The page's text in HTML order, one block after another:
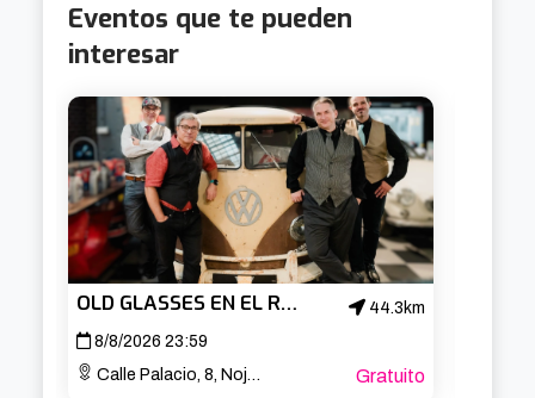
Eventos que te pueden
interesar
OLD GLASSES EN EL ROCK HOUSE DE NOJA
44.3km
8/8/2026 23:59
Calle Palacio, 8, Noja, Cantabria
Gratuito